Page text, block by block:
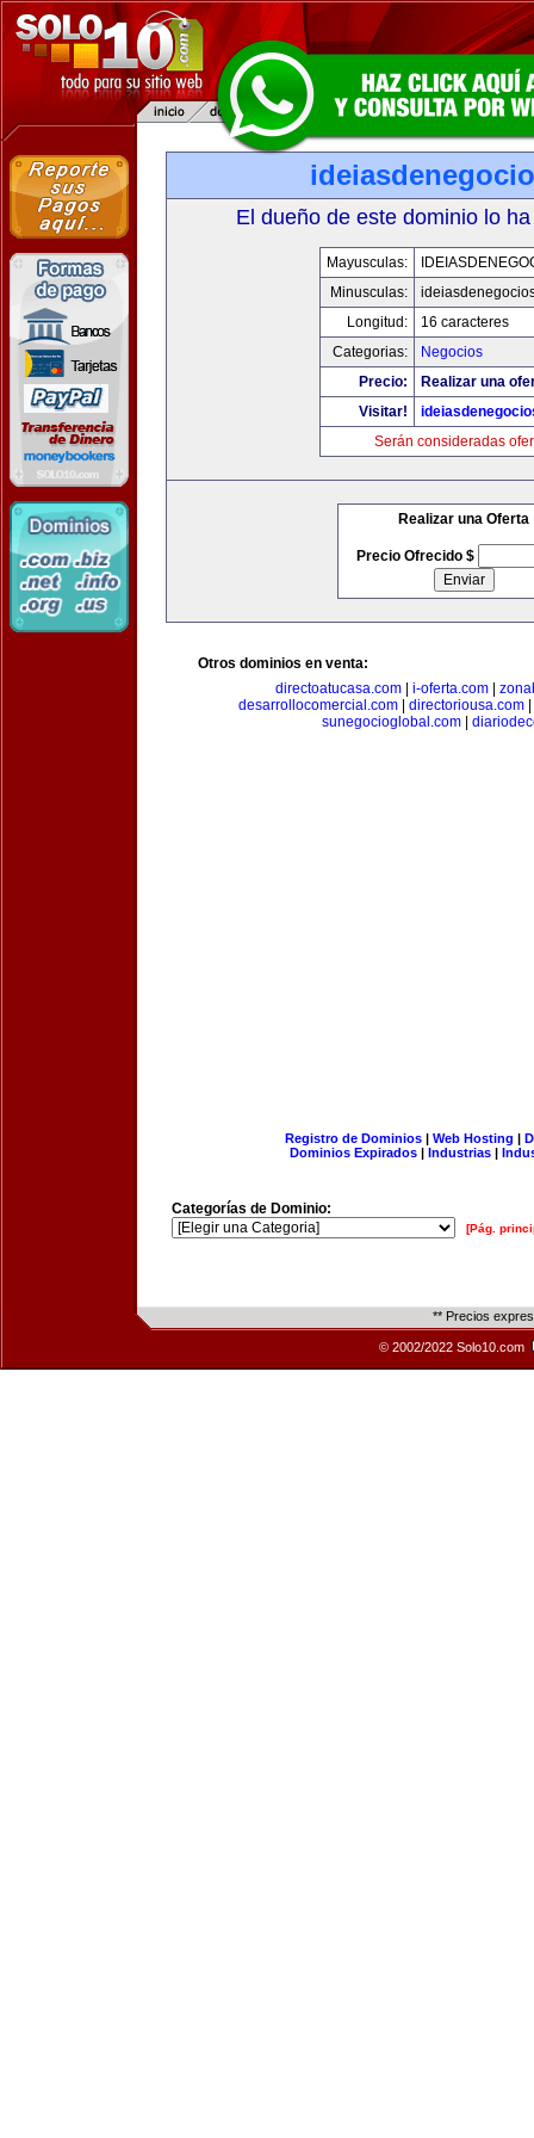
El dueño de este dominio lo
Mayusculas:
Minusculas:
Longitud:
16 caracteres
Categorias:
Negocios
Precio:
Realizar una
Visitar!
Serán consideradas
Realizar una Oferta
Precio Ofrecido $
Otros dominios en venta:
directoatucasa.com| i-oferta.com|
desarrollocomercial.com
directoriousa.com
sunegocioglobal.com|
Registro de Dominios| Web Hosting |
Dominios Expirados | Industrias |
Categorías de Dominio:
[Pág.
** Precios
© 2002/2022 Solo10.com